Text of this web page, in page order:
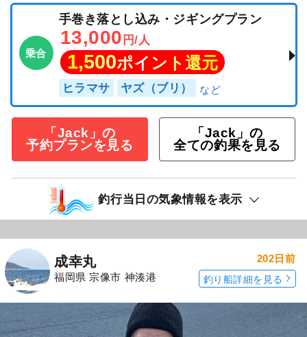
乗合
手巻き落とし込み・ジギングプラン
13,000 円/人
1,500ポイント還元
ヒラマサ ヤズ（ブリ）
「Jack」の
予約プランを見る
「Jack」の
全ての釣果を見る
釣行当日の気象情報を表示
成幸丸
福岡県 宗像市 神湊港
202日前
釣り船詳細を見る